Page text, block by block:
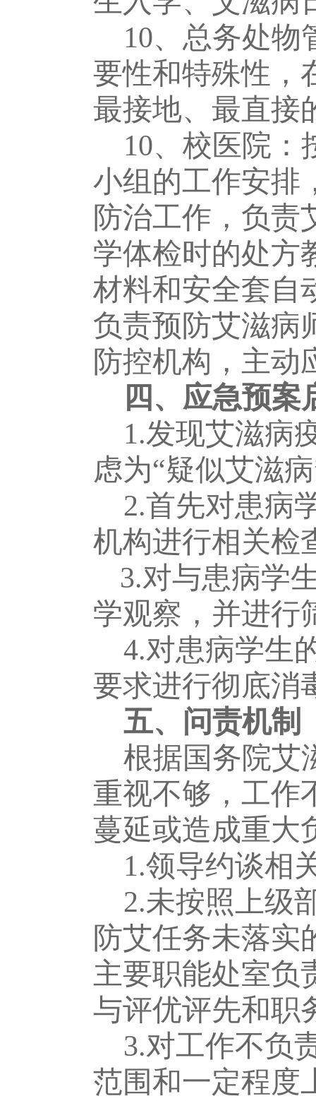
10、总务处物
要性和特殊性，
最接地、最直接
10、 校医院：
小组的工作安排
防治工作，负责
学体检时的处方
材料和安全套自
负责预防艾滋病
防控机构，主动
四 、应急预案
1.发现艾滋病
虑为“疑似艾滋
2.首先对患病
机构进行相关检
3.对与患病学
学观察，并进行
4.对患病学生
要求进行彻底消
五、问责机制
根据国务院艾
重视不够，工作
蔓延或造成重大
1.领导约谈相
2.未按照上级
防艾任务未落实
主要职能处室负
与评优评先
3.对工作不负
范围和一定程度